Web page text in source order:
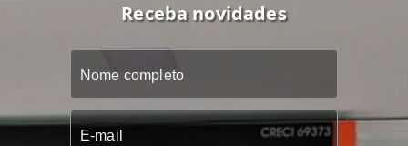
Receba novidades